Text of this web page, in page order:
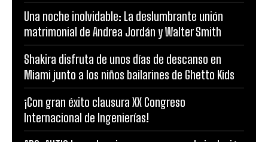
Una noche inolvidable: La deslumbrante unión
matrimonial de Andrea Jordán y Walter Smith
Shakira disfruta de unos días de descanso en
Miami junto a los niños bailarines de Ghetto Kids
¡Con gran éxito clausura XX Congreso
Internacional de Ingenierías!